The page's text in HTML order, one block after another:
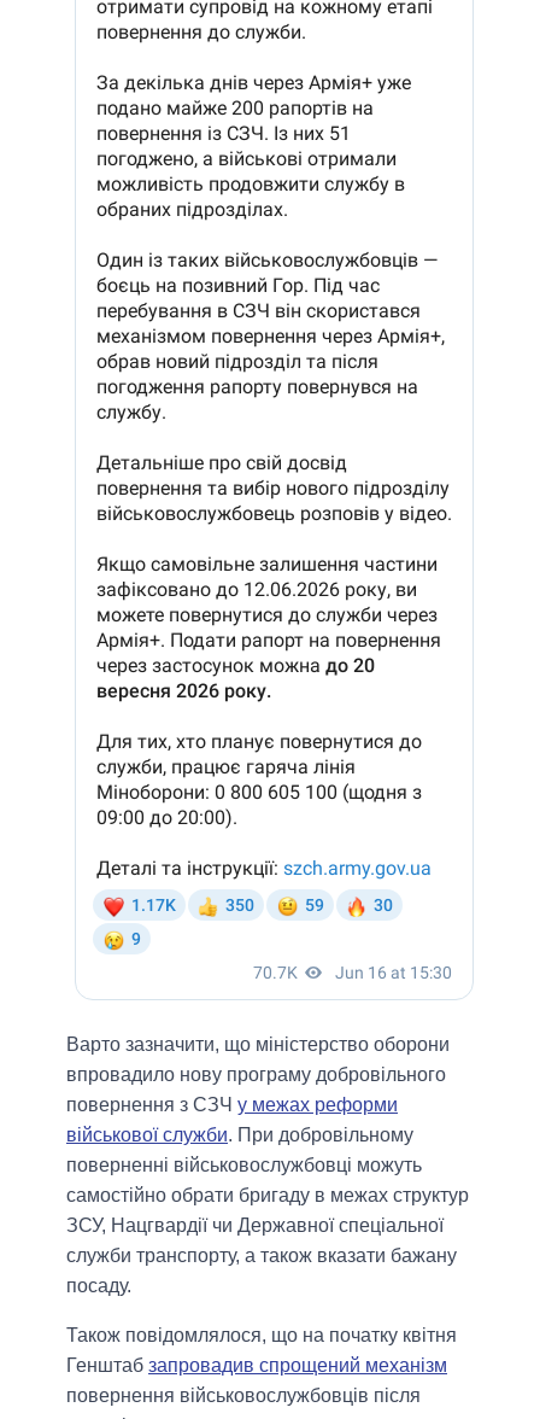
Варто зазначити, що міністерство оборони
впровадило нову програму добровільного
повернення з СЗЧ у межах реформи
військової служби. При добровільному
поверненні військовослужбовці можуть
самостійно обрати бригаду в межах структур
ЗСУ, Нацгвардії чи Державної спеціальної
служби транспорту, а також вказати бажану
посаду.
Також повідомлялося, що на початку квітня
Генштаб запровадив спрощений механізм
повернення військовослужбовців після